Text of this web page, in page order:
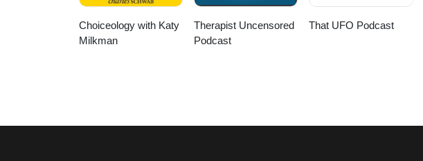
Choiceology with Katy
Milkman
Therapist Uncensored
Podcast
That UFO Podcast